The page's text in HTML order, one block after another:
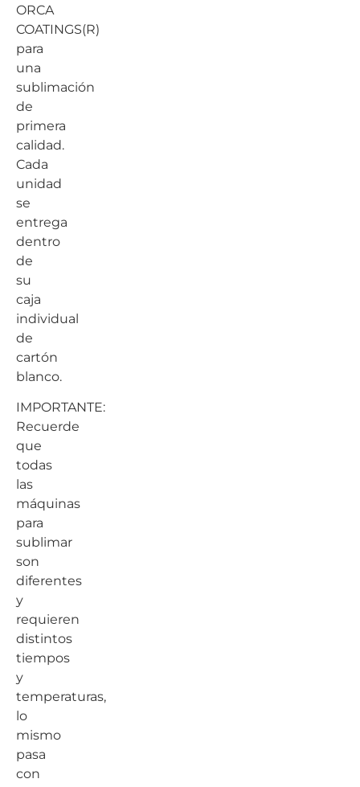
ORCA
COATINGS(R)
para
una
sublimación
de
primera
calidad.
Cada
unidad
se
entrega
dentro
de
su
caja
individual
de
cartón
blanco.
IMPORTANTE:
Recuerde
que
todas
las
máquinas
para
sublimar
son
diferentes
y
requieren
distintos
tiempos
y
temperaturas,
lo
mismo
pasa
con